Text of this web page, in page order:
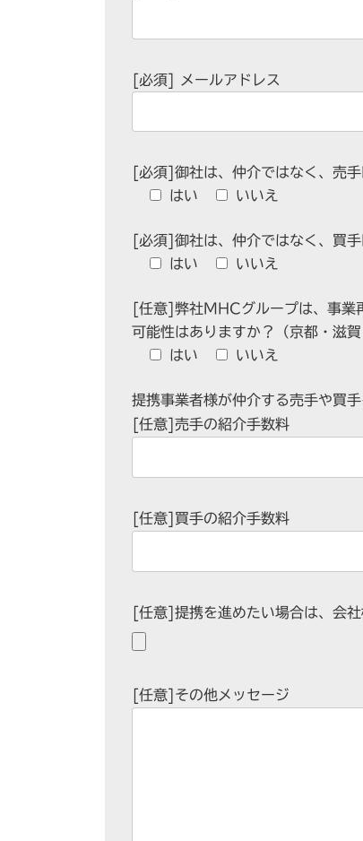
[必須] メールアドレス
[必須]御社は、仲介ではなく、売
はい
いいえ
[必須]御社は、仲介ではなく、買
はい
いいえ
[任意]弊社MHCグループは、事業
可能性はありますか？（京都・滋
はい
いいえ
提携事業者様が仲介する売手や買
[任意]売手の紹介手数料
[任意]買手の紹介手数料
[任意]提携を進めたい場合は、会
[任意]その他メッセージ